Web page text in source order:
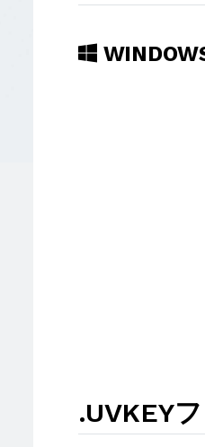
.UVKEY